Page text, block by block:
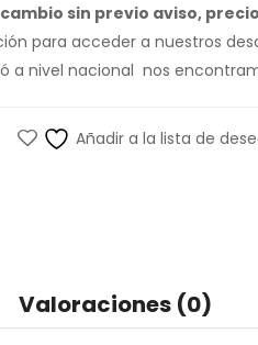
sin previo aviso,
para acceder a nuestros
a nivel nacional nos
Añadir a la lista de
Valoraciones (0)